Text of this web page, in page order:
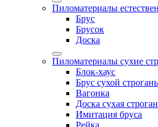
Пиломатериалы
Брус
Брусок
Доска
Пиломатериалы сухие
Блок-хаус
Брус сухой
Вагонка
Доска сухая
Имитация бруса